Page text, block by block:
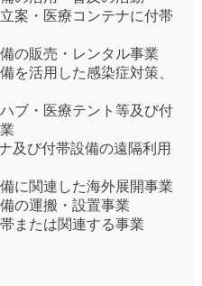
案・医療コンテナに付帯
の販売・レンタル事業
を活用した感染症対策、
ブ・医療テント等及び付
及び付帯設備の遠隔利用
に関連した海外展開事業
の運搬・設置事業
または関連する事業